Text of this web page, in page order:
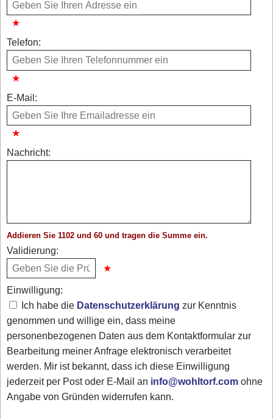
Telefon:
E-Mail:
Nachricht:
Addieren Sie 1102 und 60 und tragen die Summe ein.
Validierung:
Einwilligung:
Ich habe die Datenschutzerklärung zur Kenntnis
genommen und willige ein, dass meine
personenbezogenen Daten aus dem Kontaktformular zur
Bearbeitung meiner Anfrage elektronisch verarbeitet
werden. Mir ist bekannt, dass ich diese Einwilligung
jederzeit per Post oder E-Mail an info@wohltorf.comohne
Angabe von Gründen widerrufen kann.